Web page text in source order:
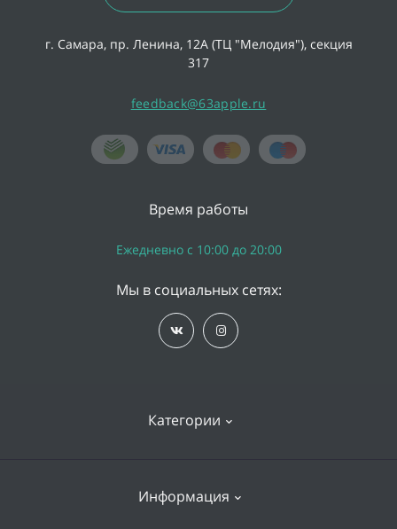
г. Самара, пр. Ленина, 12А (ТЦ "Мелодия"), секция
317
feedback@63apple.ru
Категории
Информация
Время работы
Ежедневно с 10:00 до 20:00
Мы в социальных сетях: